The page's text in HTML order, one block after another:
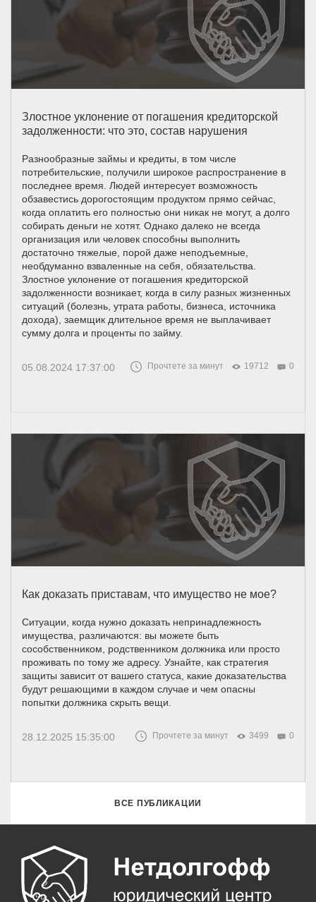
Злостное уклонение от погашения кредиторской
задолженности: что это, состав нарушения
Разнообразные займы и кредиты, в том числе
потребительские, получили широкое распространение в
последнее время. Людей интересует возможность
обзавестись дорогостоящим продуктом прямо сейчас,
когда оплатить его полностью они никак не могут, а долго
собирать деньги не хотят. Однако далеко не всегда
организация или человек способны выполнить
достаточно тяжелые, порой даже неподъемные,
необдуманно взваленные на себя, обязательства.
Злостное уклонение от погашения кредиторской
задолженности возникает, когда в силу разных жизненных
ситуаций (болезнь, утрата работы, бизнеса, источника
дохода), заемщик длительное время не выплачивает
сумму долга и проценты по займу.
05.08.2024 17:37:00 Прочтете за минут 19712 0
Как доказать приставам, что имущество не мое?
Ситуации, когда нужно доказать непринадлежность
имущества, различаются: вы можете быть
сособственником, родственником должника или просто
проживать по тому же адресу. Узнайте, как стратегия
защиты зависит от вашего статуса, какие доказательства
будут решающими в каждом случае и чем опасны
попытки должника скрыть вещи.
28.12.2025 15:35:00 Прочтете за минут 3499 0
ВСЕ ПУБЛИКАЦИИ